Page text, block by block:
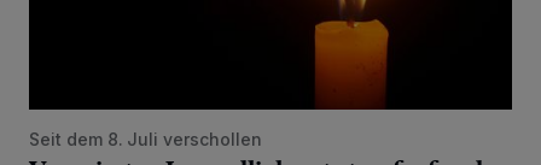
Seit dem 8. Juli verschollen